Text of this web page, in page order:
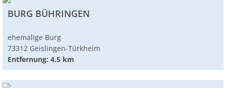
BURG BÜHRINGEN
ehemalige Burg
73312 Geislingen-Türkheim
Entfernung: 4.5 km